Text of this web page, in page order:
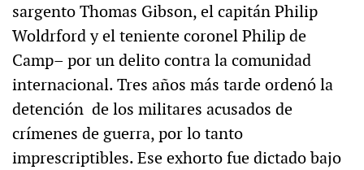
sargento Thomas Gibson, el capitán Philip
Woldrford y el teniente coronel Philip de
Camp– por un delito contra la comunidad
internacional. Tres años más tarde ordenó la
detención de los militares acusados de
crímenes de guerra, por lo tanto
imprescriptibles. Ese exhorto fue dictado bajo